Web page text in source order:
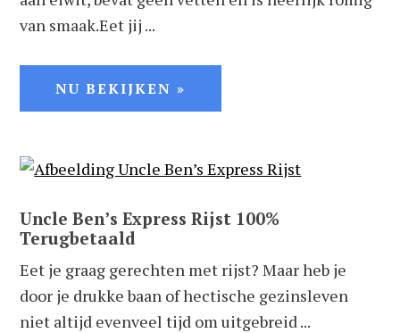
van smaak.Eet jij ...
NU BEKIJKEN »
Uncle Ben’s Express Rijst 100%
Terugbetaald
Eet je graag gerechten met rijst? Maar heb je
door je drukke baan of hectische gezinsleven
niet altijd evenveel tijd om uitgebreid ...